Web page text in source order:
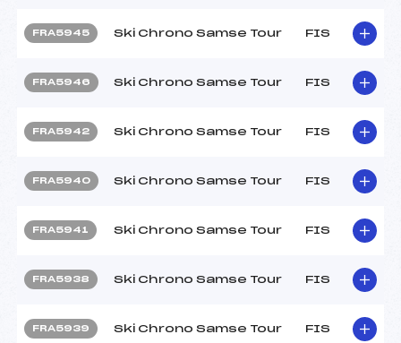
FRA5945 Ski Chrono Samse Tour FIS
FRA5946 Ski Chrono Samse Tour FIS
FRA5942 Ski Chrono Samse Tour FIS
FRA5940 Ski Chrono Samse Tour FIS
FRA5941 Ski Chrono Samse Tour FIS
FRA5938 Ski Chrono Samse Tour FIS
FRA5939 Ski Chrono Samse Tour FIS